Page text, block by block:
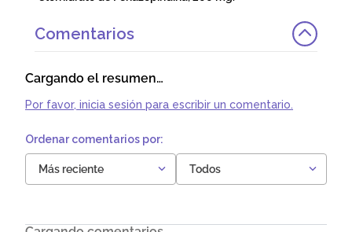
Comentarios
Cargando el resumen…
Por favor, inicia sesión para escribir un comentario.
Más reciente Todos